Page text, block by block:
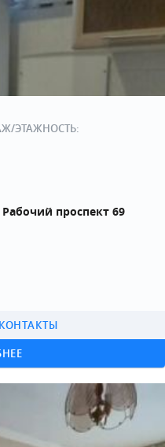
проспект 69
ЭТАЖНОСТЬ: